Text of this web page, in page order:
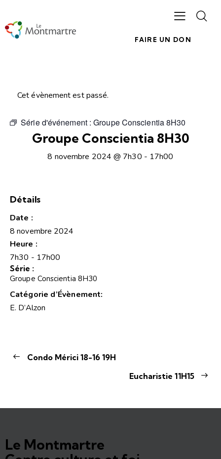
FAIRE UN DON
Cet évènement est passé.
Série d'événement :Groupe Conscientia 8H30
Groupe Conscientia 8H30
8 novembre 2024 @ 7h30 - 17h00
Détails
Date :
8 novembre 2024
Heure :
7h30 - 17h00
Série :
Groupe Conscientia 8H30
Catégorie d’Évènement:
E. D’Alzon
Condo Mérici 18-16 19H
Eucharistie 11H15
Le Montmartre